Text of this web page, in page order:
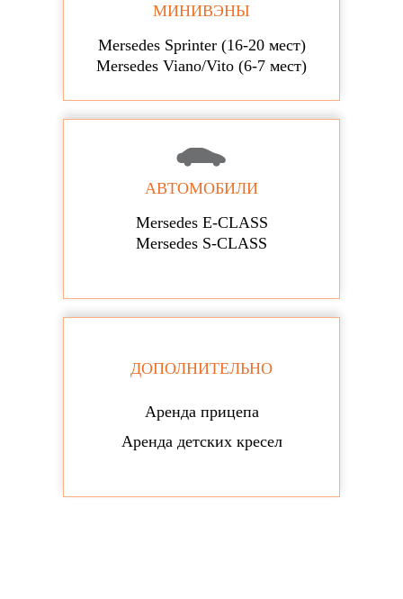
МИНИВЭНЫ
Mersedes Sprinter (16-20 мест)
Mersedes Viano/Vito (6-7 мест)
АВТОМОБИЛИ
Mersedes E-CLASS
Mersedes S-CLASS
ДОПОЛНИТЕЛЬНО
Аренда прицепа
Аренда детских кресел